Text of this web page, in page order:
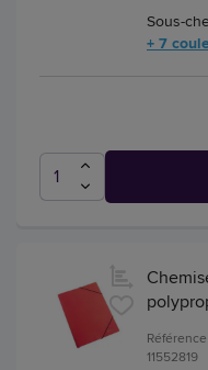
Sous-
+ 7
11552819